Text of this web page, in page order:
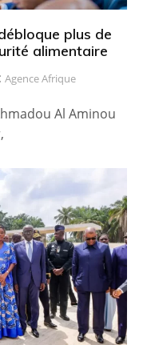
plus de
alimentaire
Agence Afrique
Al Aminou